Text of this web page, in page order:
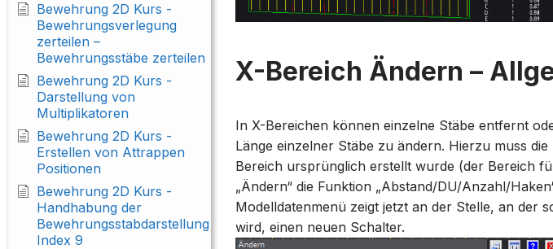
Bewehrung 2D Kurs -
Bewehrungsverlegung
zerteilen –
Bewehrungsstäbe zerteilen
Bewehrung 2D Kurs -
Darstellung von
Multiplikatoren
Bewehrung 2D Kurs -
Erstellen von Attrappen
Positionen
Bewehrung 2D Kurs -
Handhabung der
Bewehrungsstabdarstellung
Index 9
X-Bereich Ändern –
In X-Bereichen können einzelne Stäbe entfernt
Länge einzelner Stäbe zu ändern. Hierzu muss
Bereich ursprünglich erstellt wurde (der Bereich
„Ändern“ die Funktion „Abstand/DU/Anzahl/
Modelldatenmenü zeigt jetzt an der Stelle, an der
wird, einen neuen Schalter.